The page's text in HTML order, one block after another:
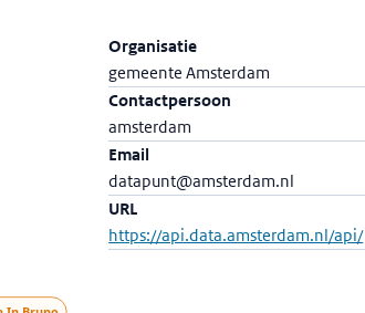
Organisatie
gemeente Amsterdam
Contactpersoon
amsterdam
Email
datapunt@amsterdam.nl
URL
https://api.data.amsterdam.nl/api/